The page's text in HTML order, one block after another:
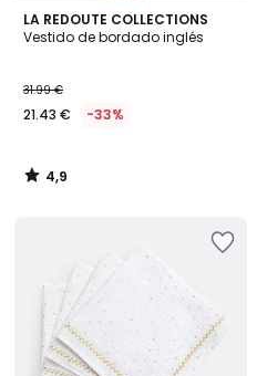
LA REDOUTE COLLECTIONS
Vestido de bordado inglés
31.99 €
21.43 € -33%
4,9
/ 5
4,9
/